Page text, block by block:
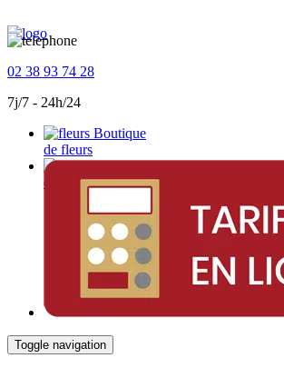
02 38 93 74 28
7j/7 - 24h/24
Boutique
de fleurs
Devis
en ligne
Toggle navigation